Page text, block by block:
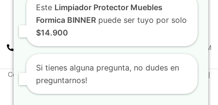
Fijaciones
Y
De Negocio
Nuevo
+57 310 2938411
FERREPINTURASABG123@GMAIL.COM
Copyright © 2025. Todos los derechos reservados Ferreteriaabg |
Política de privacidad
Elaborado porNaotechdigital
Este Limpiador Protector Muebles
Formica BINNER puede ser tuyo por solo
$14.900
Si tienes alguna pregunta, no dudes en
preguntarnos!